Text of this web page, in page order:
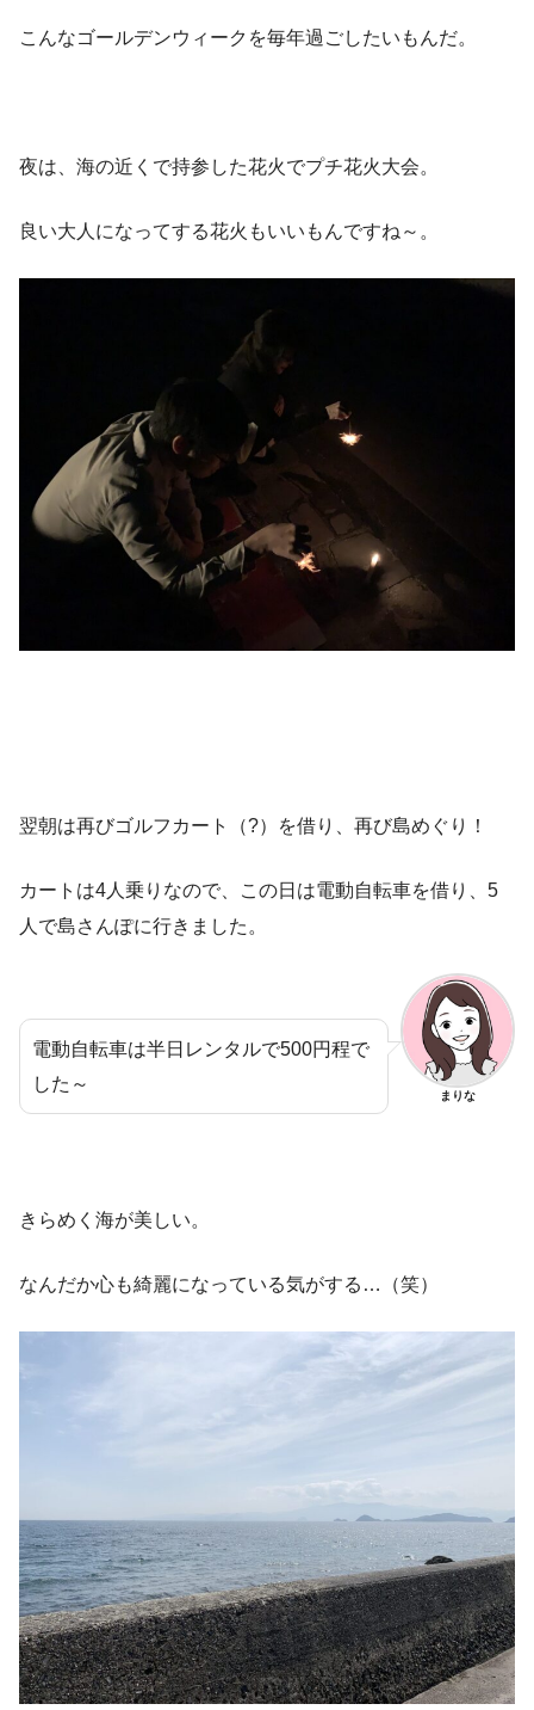
こんなゴールデンウィークを毎年過ごしたいもんだ。
夜は、海の近くで持参した花火でプチ花火大会。
良い大人になってする花火もいいもんですね～。
翌朝は再びゴルフカート（?）を借り、再び島めぐり！
カートは4人乗りなので、この日は電動自転車を借り、5
人で島さんぽに行きました。
電動自転車は半日レンタルで500円程で
した～
まりな
きらめく海が美しい。
なんだか心も綺麗になっている気がする…（笑）